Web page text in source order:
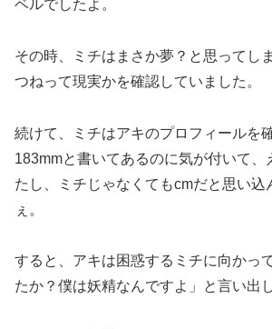
ベルでしたよ。
その時、ミチはまさか夢？と思ってし
つねって現実かを確認していました。
続けて、ミチはアキのプロフィールを
183mmと書いてあるのに気が付いて、
たし、ミチじゃなくてもcmだと思い込
ぇ。
すると、アキは困惑するミチに向かっ
たか？僕は妖精なんですよ」と言い出